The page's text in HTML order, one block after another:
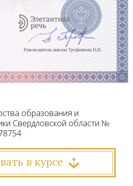
образования и
Свердловской области №
в курсе